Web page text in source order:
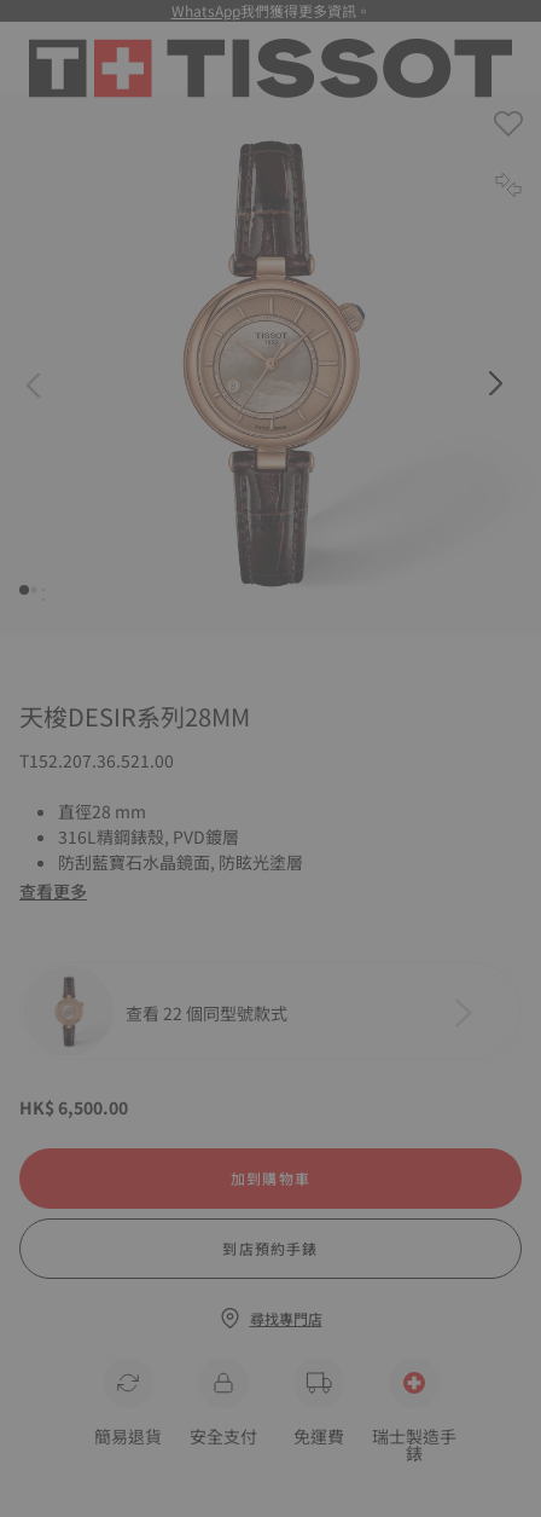
WhatsApp我們獲得更多資訊。
天梭DESIR系列28MM
T152.207.36.521.00
直徑28 mm
316L精鋼錶殼, PVD鍍層
防刮藍寶石水晶鏡面, 防眩光塗層
查看更多
查看 22 個同型號款式
HK$ 6,500.00
加到購物車
到店預約手錶
尋找專門店
簡易退貨 安全支付 免運費 瑞士製造手
錶